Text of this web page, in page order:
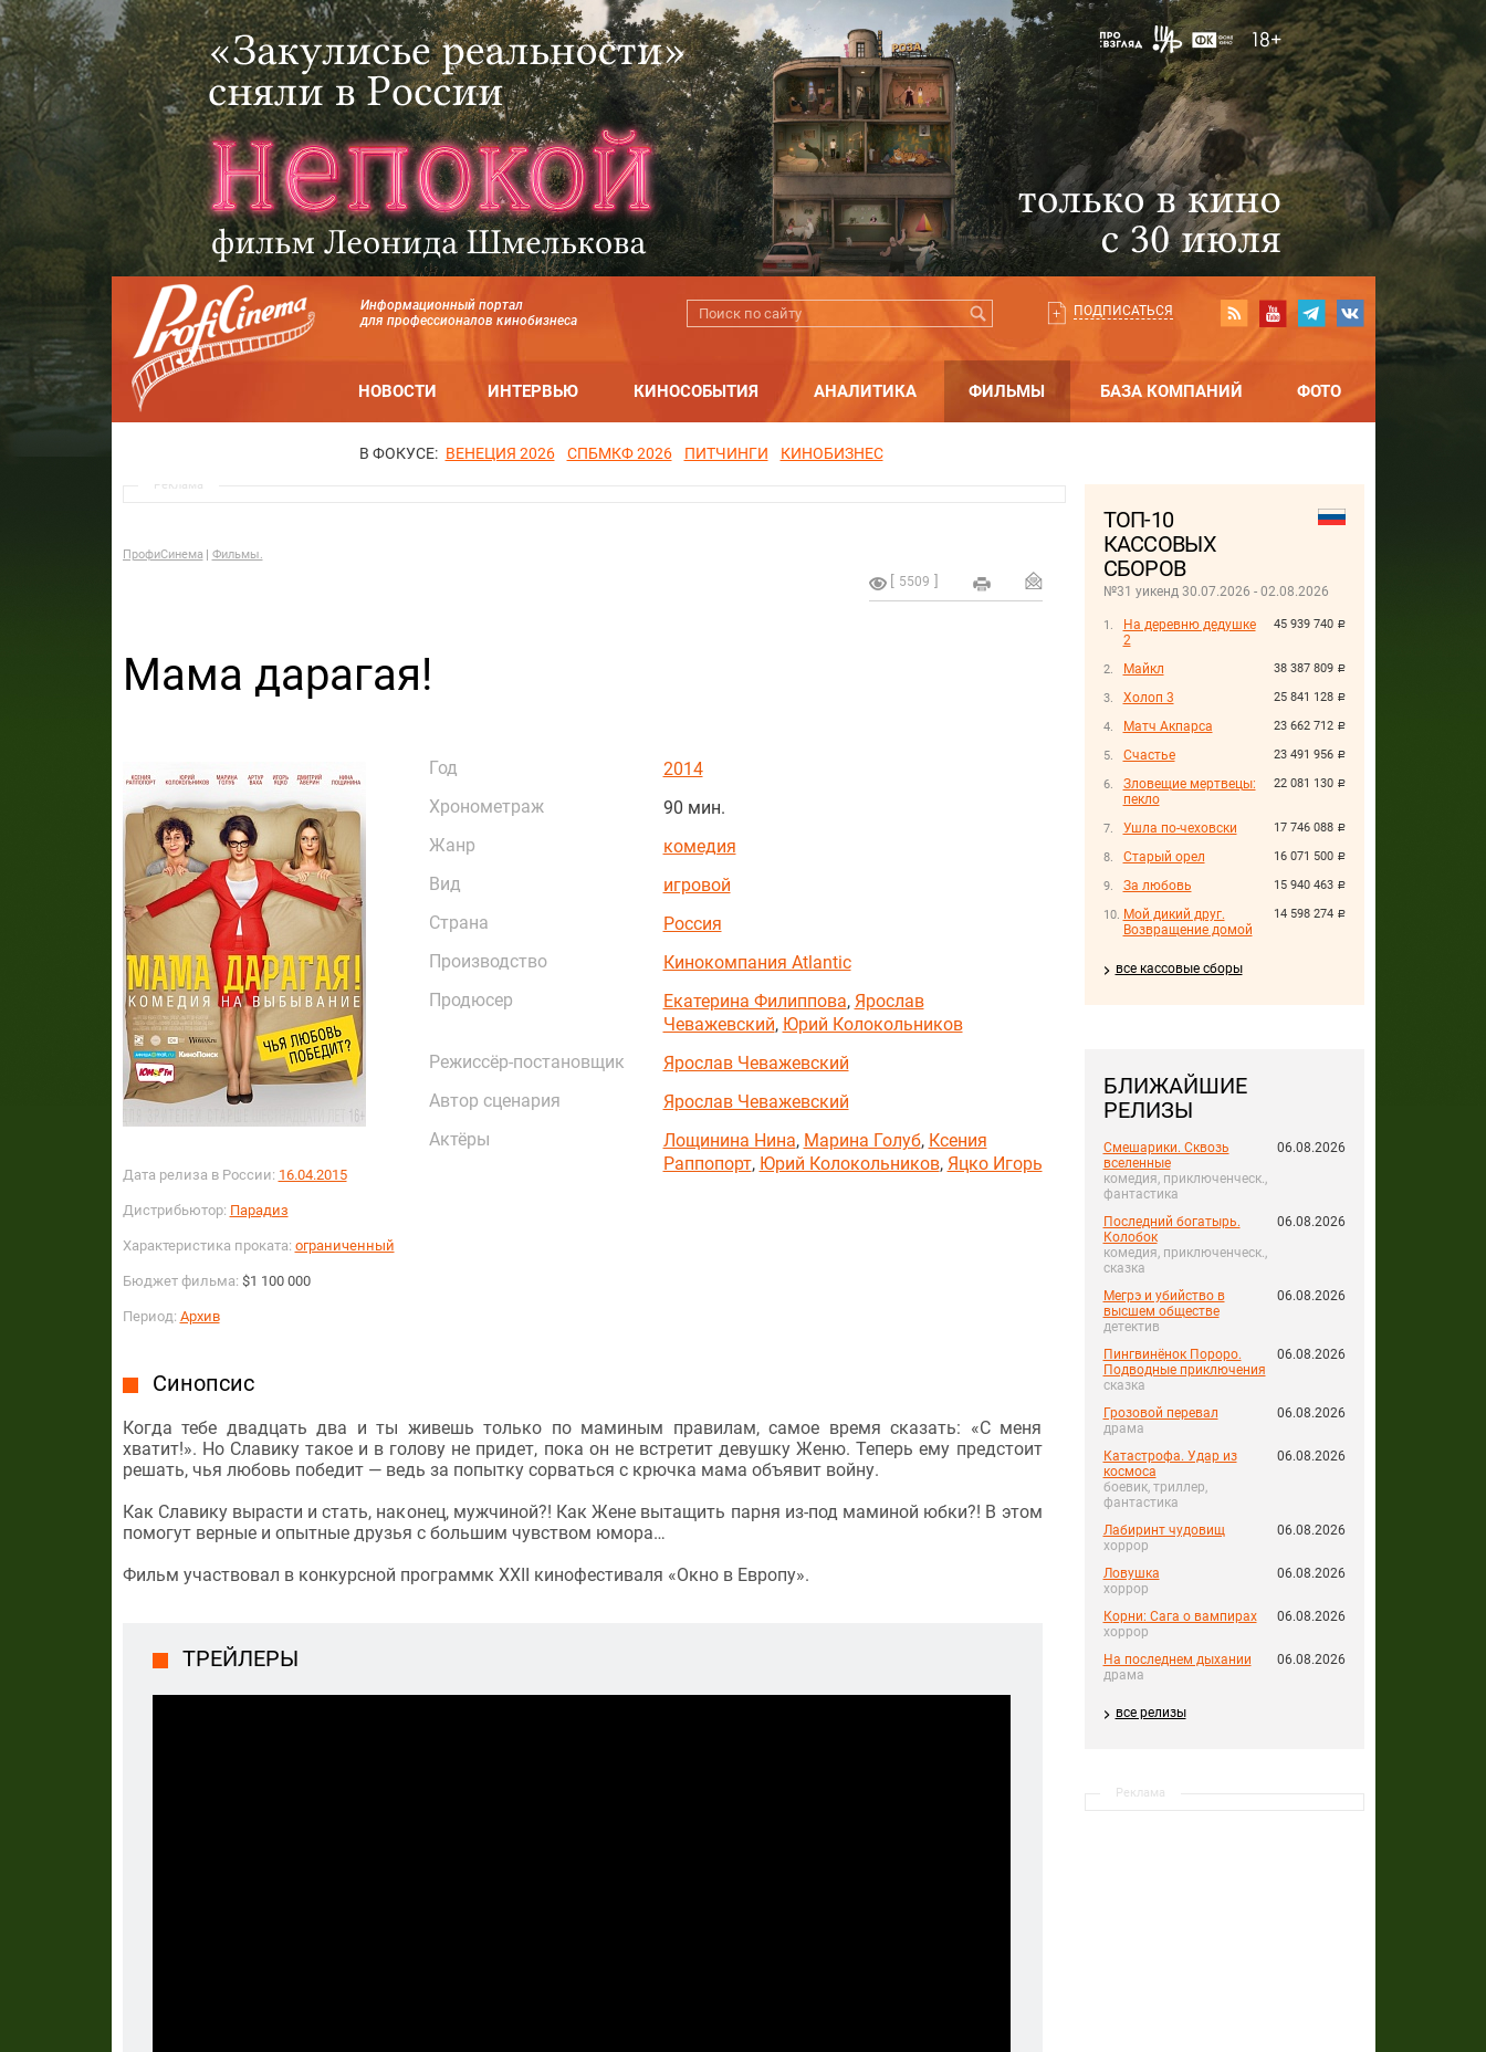
Информационный портал
для профессионалов кинобизнеса
ПОДПИСАТЬСЯ
НОВОСТИ ИНТЕРВЬЮ КИНОСОБЫТИЯ АНАЛИТИКА ФИЛЬМЫ БАЗА КОМПАНИЙ ФОТО
В ФОКУСЕ: ВЕНЕЦИЯ 2026 СПБМКФ 2026 ПИТЧИНГИ КИНОБИЗНЕС
ТОП-10
КАССОВЫХ
СБОРОВ
№31 уикенд 30.07.2026 - 02.08.2026
45 939 740 руб.
На деревню дедушке
2
38 387 809 руб.
Майкл
25 841 128 руб.
Холоп 3
23 662 712 руб.
Матч Акпарса
23 491 956 руб.
Счастье
22 081 130 руб.
Зловещие мертвецы:
пекло
17 746 088 руб.
Ушла по-чеховски
16 071 500 руб.
Старый орел
15 940 463 руб.
За любовь
14 598 274 руб.
Мой дикий друг.
Возвращение домой
все кассовые сборы
БЛИЖАЙШИЕ
РЕЛИЗЫ
Смешарики. Сквозь
вселенные
комедия, приключенческ.,
фантастика
06.08.2026
Последний богатырь.
Колобок
комедия, приключенческ.,
сказка
06.08.2026
Мегрэ и убийство в
высшем обществе
детектив
06.08.2026
Пингвинёнок Пороро.
Подводные приключения
сказка
06.08.2026
Грозовой перевал
драма
06.08.2026
Катастрофа. Удар из
космоса
боевик, триллер,
фантастика
06.08.2026
Лабиринт чудовищ
хоррор
06.08.2026
Ловушка
хоррор
06.08.2026
Корни: Сага о вампирах
хоррор
06.08.2026
На последнем дыхании
драма
06.08.2026
все релизы
Реклама
Реклама
ПрофиСинема Фильмы.
5509
Мама дарагая!
Дата релиза в России: 16.04.2015
Дистрибьютор: Парадиз
Характеристика проката: ограниченный
Бюджет фильма: $1 100 000
Период: Архив
Год
2014
Хронометраж
90 мин.
Жанр
комедия
Вид
игровой
Страна
Россия
Производство
Кинокомпания Atlantic
Продюсер
Екатерина Филиппова, Ярослав
Чеважевский, Юрий Колокольников
Режиссёр-постановщик
Ярослав Чеважевский
Автор сценария
Ярослав Чеважевский
Актёры
Лощинина Нина, Марина Голуб, Ксения
Раппопорт, Юрий Колокольников, Яцко Игорь
Синопсис
Когда тебе двадцать два и ты живешь только по маминым правилам, самое время сказать: «С меня
хватит!». Но Славику такое и в голову не придет, пока он не встретит девушку Женю. Теперь ему предстоит
решать, чья любовь победит — ведь за попытку сорваться с крючка мама объявит войну.
Как Славику вырасти и стать, наконец, мужчиной?! Как Жене вытащить парня из-под маминой юбки?! В этом
помогут верные и опытные друзья с большим чувством юмора…
Фильм участвовал в конкурсной программк XXII кинофестиваля «Окно в Европу».
ТРЕЙЛЕРЫ